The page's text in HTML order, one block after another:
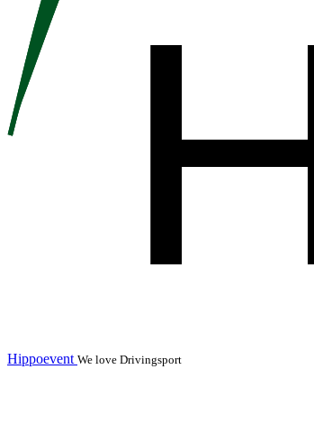
Hippoevent We love Drivingsport